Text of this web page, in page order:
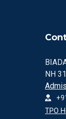
NH
TPO